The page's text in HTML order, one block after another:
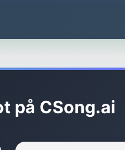
på CSong.ai